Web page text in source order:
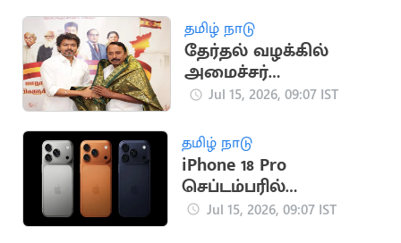
தமிழ் நாடு
தேர்தல் வழக்கில்
அமைச்சர்
செங்கோட்டையனுக்கு
நோட்டீஸ்
Jul 15, 2026, 09:07 IST
தமிழ் நாடு
iPhone 18 Pro
செப்டம்பரில்
அறிமுகமாக வாய்ப்பு
Jul 15, 2026, 09:07 IST